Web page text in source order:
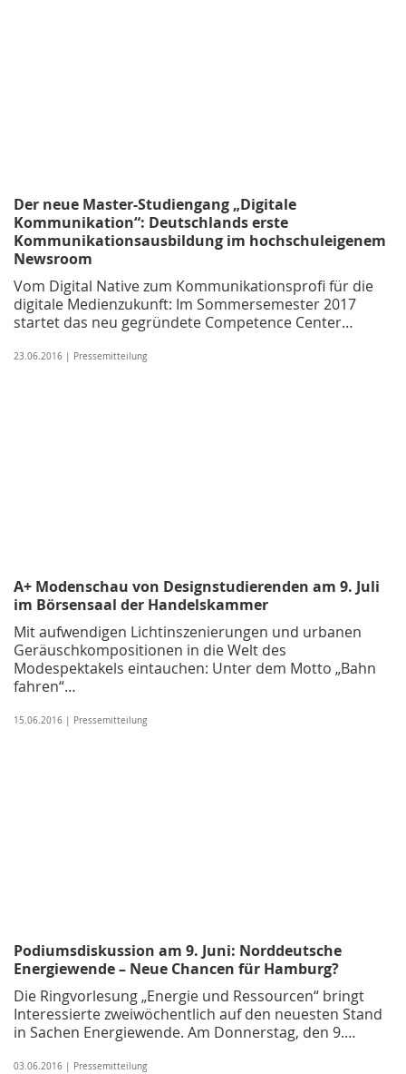
Der neue Master-Studiengang „Digitale
Kommunikation“: Deutschlands erste
Kommunikationsausbildung im hochschuleigenem
Newsroom
Vom Digital Native zum Kommunikationsprofi für die
digitale Medienzukunft: Im Sommersemester 2017
startet das neu gegründete Competence Center…
23.06.2016 | Pressemitteilung
A+ Modenschau von Designstudierenden am 9. Juli
im Börsensaal der Handelskammer
Mit aufwendigen Lichtinszenierungen und urbanen
Geräuschkompositionen in die Welt des
Modespektakels eintauchen: Unter dem Motto „Bahn
fahren“…
15.06.2016 | Pressemitteilung
Podiumsdiskussion am 9. Juni: Norddeutsche
Energiewende – Neue Chancen für Hamburg?
Die Ringvorlesung „Energie und Ressourcen“ bringt
Interessierte zweiwöchentlich auf den neuesten Stand
in Sachen Energiewende. Am Donnerstag, den 9.…
03.06.2016 | Pressemitteilung